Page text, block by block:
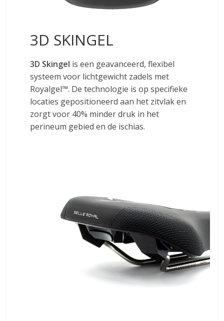
3D SKINGEL
3D Skingel is een geavanceerd, flexibel
systeem voor lichtgewicht zadels met
Royalgel™. De technologie is op specifieke
locaties gepositioneerd aan het zitvlak en
zorgt voor 40% minder druk in het
perineum gebied en de ischias.